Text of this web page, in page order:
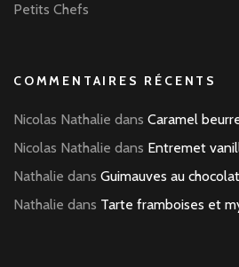
Petits Chefs
COMMENTAIRES RÉCENTS
Nicolas Nathalie dans Caramel
Nicolas Nathalie dans Entremet
Nathalie dans Guimauves au
Nathalie dans Tarte framboises et